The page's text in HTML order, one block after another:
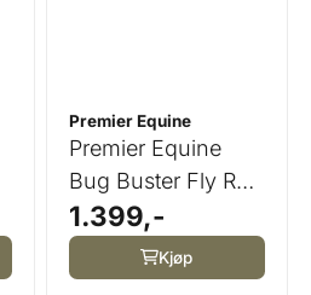
Premier Equine
Premier Equine
Bug Buster Fly Rug
Detachable Neck
...
1.399,-
Kjøp